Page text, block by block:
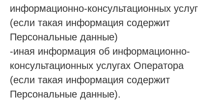
информационно-консультационных услуг
(если такая информация содержит
Персональные данные)
-иная информация об информационно-
консультационных услугах Оператора
(если такая информация содержит
Персональные данные).